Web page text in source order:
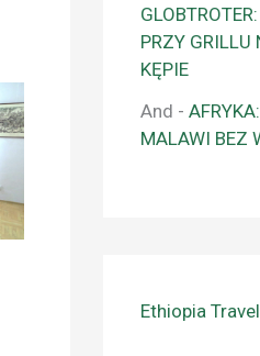
PRZY GRILLU
KĘPIE
And -
MALAWI BEZ
Ethiopia